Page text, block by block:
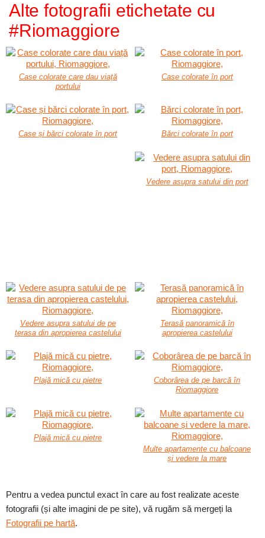
Alte fotografii etichetate cu
#Riomaggiore
Case colorate care dau viață
portului
Case colorate în port
Case și bărci colorate în port Bărci colorate în port
Vedere asupra satului din port
Vedere asupra satului de pe
terasa din apropierea castelului
Terasă panoramică în
apropierea castelului
Plajă mică cu pietre
Coborârea de pe barcă în
Riomaggiore
Plajă mică cu pietre
Multe apartamente cu balcoane
și vedere la mare
Pentru a vedea punctul exact în care au fost realizate aceste
fotografii (și alte imagini de pe site), vă rugăm să mergeți la
Fotografii pe hartă.